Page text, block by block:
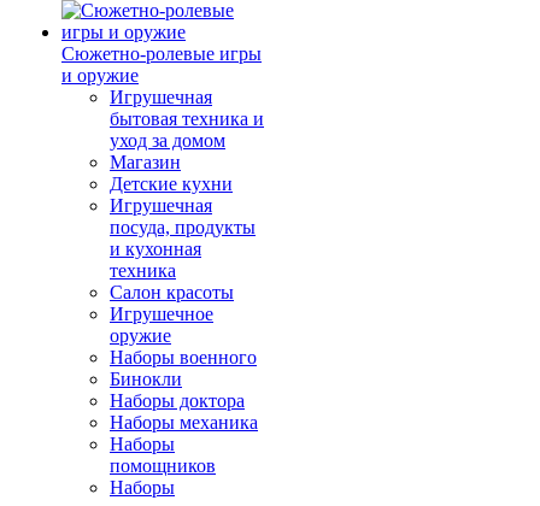
Сюжетно-ролевые игры
и оружие
Игрушечная
бытовая техника и
уход за домом
Магазин
Детские кухни
Игрушечная
посуда, продукты
и кухонная
техника
Салон красоты
Игрушечное
оружие
Наборы военного
Бинокли
Наборы доктора
Наборы механика
Наборы
помощников
Наборы